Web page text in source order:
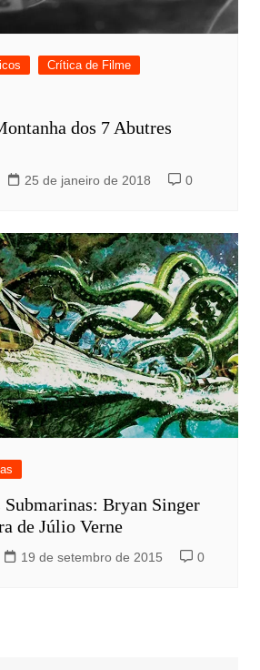
Crítica de Filme
dos 7 Abutres
25 de janeiro de 2018 0
Submarinas: Bryan Singer
de Júlio Verne
19 de setembro de 2015 0